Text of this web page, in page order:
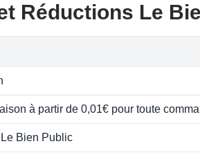
Réductions Le
à partir de 0,01€ pour toute
Bien Public